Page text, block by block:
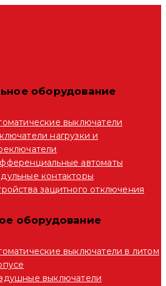
оборудование
выключатели
нагрузки и
автоматы
контакторы
защитного отключения
оборудование
выключатели в литом
выключатели